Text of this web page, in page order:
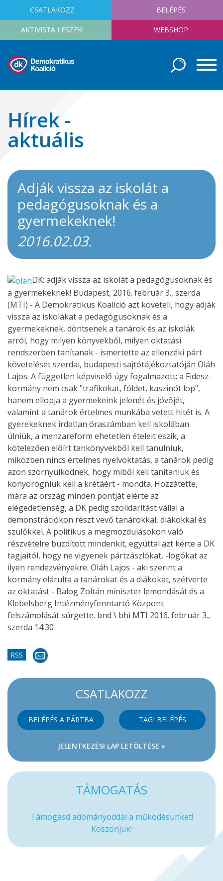
CSATLAKOZZ BELÉPÉS
AKTIVISTA LESZEK! WEBSHOP
Hírek -
aktuális
Adják vissza az iskolát a
pedagógusoknak és a
gyermekeknek!
2016.02.03.
DK: adják vissza az iskolát a pedagógusoknak és
a gyermekeknek! Budapest, 2016. február 3., szerda
(MTI) - A Demokratikus Koalíció azt követeli, hogy adják
vissza az iskolákat a pedagógusoknak és a
gyermekeknek, döntsenek a tanárok és az iskolák
arról, hogy milyen könyvekből, milyen oktatási
rendszerben tanítanak - ismertette az ellenzéki párt
követelését szerdai, budapesti sajtótájékoztatóján Oláh
Lajos. A független képviselő úgy fogalmazott: a Fidesz-
kormány nem csak "trafikokat, földet, kaszinót lop",
hanem ellopja a gyermekeink jelenét és jövőjét,
valamint a tanárok értelmes munkába vetett hitét is. A
gyerekeknek irdatlan óraszámban kell iskolában
ülniük, a menzareform ehetetlen ételeit eszik, a
kötelezően előírt tankönyvekből kell tanulniuk,
miközben nincs értelmes nyelvoktatás, a tanárok pedig
azon szörnyülködnek, hogy miből kell tanítaniuk és
könyörögniük kell a krétáért - mondta. Hozzátette,
mára az ország minden pontját elérte az
elégedetlenség, a DK pedig szolidaritást vállal a
demonstrációkon részt vevő tanárokkal, diákokkal és
szülőkkel. A politikus a megmozdulásokon való
részvételre buzdított mindenkit, egyúttal azt kérte a DK
tagjaitól, hogy ne vigyenek pártzászlókat, -logókat az
ilyen rendezvényekre. Oláh Lajos - aki szerint a
kormány elárulta a tanárokat és a diákokat, szétverte
az oktatást - Balog Zoltán miniszter lemondását és a
Klebelsberg Intézményfenntartó Központ
felszámolását sürgette. bnd \ bhi MTI 2016. február 3.,
szerda 14:30
RSS
CSATLAKOZZ
BELÉPÉS A PÁRTBA TAGI BELÉPÉS
JELENTKEZÉSI LAP LETÖLTÉSE »
TÁMOGATÁS
Támogasd adományoddal a működésünket!
Köszönjük!